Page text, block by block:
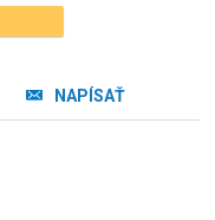
NAPÍSAŤ